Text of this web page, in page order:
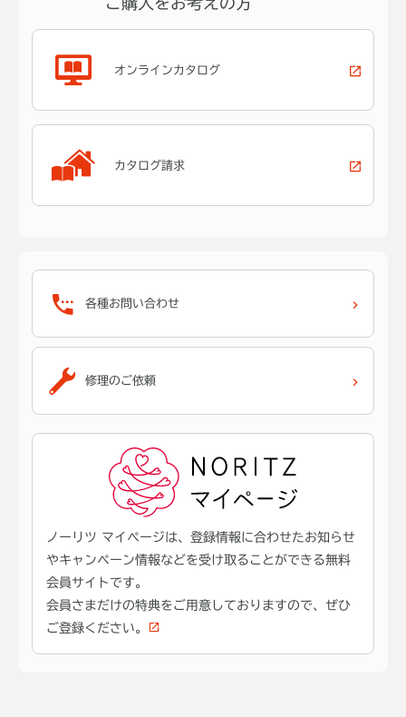
オンラインカタログ
カタログ請求
各種お問い合わせ
修理のご依頼
ノーリツ マイページは、登録情報に合わせたお知らせ
やキャンペーン情報などを受け取ることができる無料
会員サイトです。
会員さまだけの特典をご用意しておりますので、ぜひ
ご登録ください。